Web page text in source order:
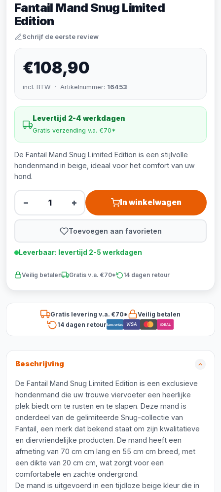
Fantail Mand Snug Limited
Edition
Schrijf de eerste review
€108,90
incl. BTW · Artikelnummer: 16453
Levertijd 2-4 werkdagen
Gratis verzending v.a. €70*
De Fantail Mand Snug Limited Edition is een stijlvolle
hondenmand in beige, ideaal voor het comfort van uw
hond.
− + In winkelwagen
Toevoegen aan favorieten
Leverbaar: levertijd 2-5 werkdagen
Veilig betalen Gratis v.a. €70* 14 dagen retour
Gratis levering v.a. €70*
Veilig betalen
14 dagen retourBancontact VISA iDEAL
Beschrijving
De Fantail Mand Snug Limited Edition is een exclusieve
hondenmand die uw trouwe viervoeter een heerlijke
plek biedt om te rusten en te slapen. Deze mand is
onderdeel van de gelimiteerde Snug-collectie van
Fantail, een merk dat bekend staat om zijn kwalitatieve
en diervriendelijke producten. De mand heeft een
afmeting van 70 cm cm lang en 55 cm cm breed, met
een dikte van 20 cm cm, wat zorgt voor een
comfortabele en zachte ondergrond.
De mand is uitgevoerd in een tijdloze beige kleur die in